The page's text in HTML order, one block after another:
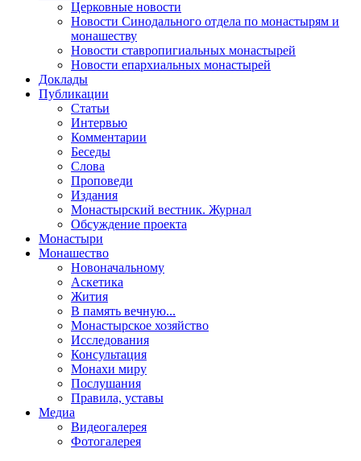
Церковные новости
Новости Синодального отдела по монастырям и
монашеству
Новости ставропигиальных монастырей
Новости епархиальных монастырей
Доклады
Публикации
Статьи
Интервью
Комментарии
Беседы
Слова
Проповеди
Издания
Монастырский вестник. Журнал
Обсуждение проекта
Монастыри
Монашество
Новоначальному
Аскетика
Жития
В память вечную...
Монастырское хозяйство
Исследования
Консультация
Монахи миру
Послушания
Правила, уставы
Медиа
Видеогалерея
Фотогалерея